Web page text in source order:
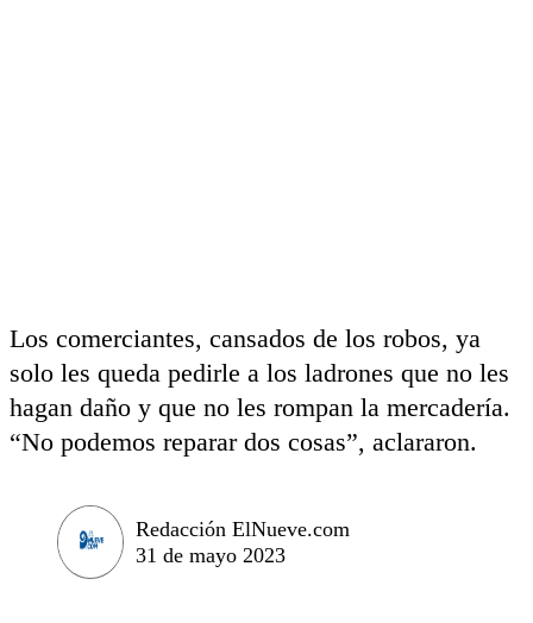
Los comerciantes, cansados de los robos, ya
solo les queda pedirle a los ladrones que no les
hagan daño y que no les rompan la mercadería.
“No podemos reparar dos cosas”, aclararon.
Redacción ElNueve.com
31 de mayo 2023